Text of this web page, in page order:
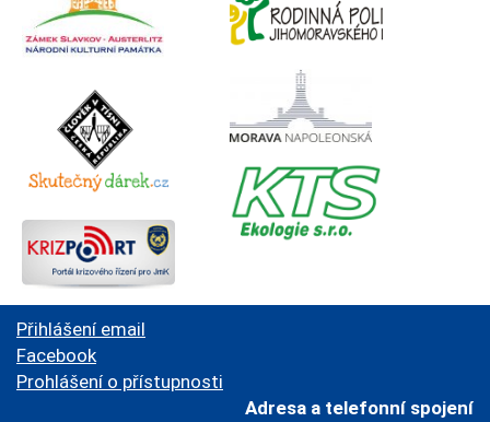
Přihlášení email
Facebook
Prohlášení o přístupnosti
Adresa a telefonní spojení